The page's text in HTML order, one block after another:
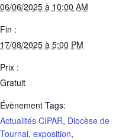
06/06/2025 à 10:00 AM
Fin :
17/08/2025 à 5:00 PM
Prix :
Gratuit
Évènement Tags:
Actualités CIPAR, Diocèse de
Tournai, exposition,